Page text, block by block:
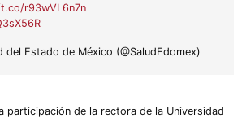
r93wVL6n7n
Estado de México (@SaludEdomex)
participación de la rectora de la Universidad